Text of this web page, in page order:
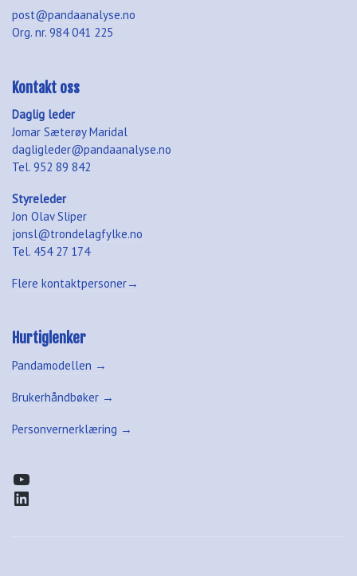
post@pandaanalyse.no
Org. nr. 984 041 225
Kontakt oss
Daglig leder
Jomar Sæterøy Maridal
dagligleder@pandaanalyse.no
Tel. 952 89 842
Styreleder
Jon Olav Sliper
jonsl@trondelagfylke.no
Tel. 454 27 174
Flere kontaktpersoner→
Hurtiglenker
Pandamodellen →
Brukerhåndbøker →
Personvernerklæring →
YouTube
LinkedIn